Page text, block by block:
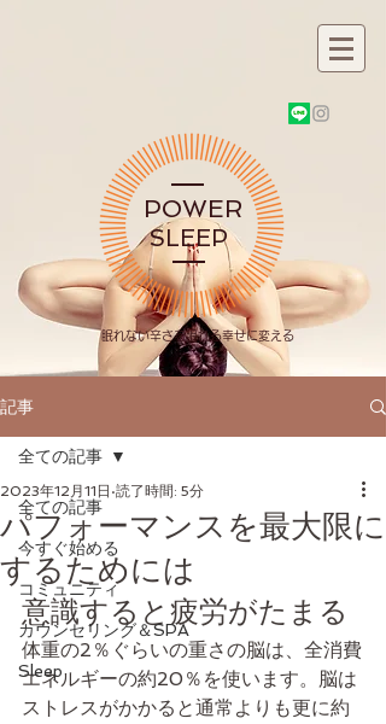
POWER
SLEEP
​眠れない辛さを眠れる幸せに変える
記事
全ての記事
今すぐ始める
コミュニティ
カウンセリング＆SPA
Sleep
全ての記事
パフォーマンスを最大限に
するためには
2023年12月11日 読了時間: 5分
意識すると疲労がたまる
体重の2％ぐらいの重さの脳は、全消費
エネルギーの約20％を使います。脳は
ストレスがかかると通常よりも更に約